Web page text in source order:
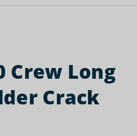
Crew Long
Crack